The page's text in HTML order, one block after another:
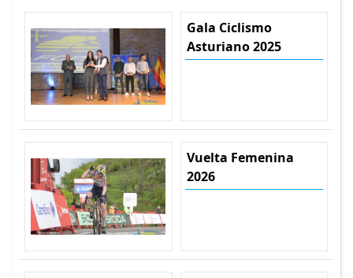
Gala Ciclismo
Asturiano 2025
Vuelta Femenina
2026